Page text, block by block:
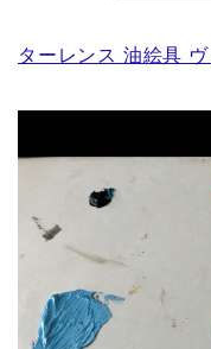
ターレンス 油絵具